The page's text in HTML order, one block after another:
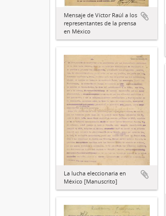
Mensaje de Víctor Raúl a los
representantes de la prensa
en México
La lucha eleccionaria en
México [Manuscrito]